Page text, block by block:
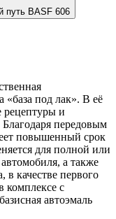
путь BASF 606
«база под лак». В её
рецептуры и
передовым
повышенный срок
для полной или
а также
в качестве первого
комплексе с
автоэмаль